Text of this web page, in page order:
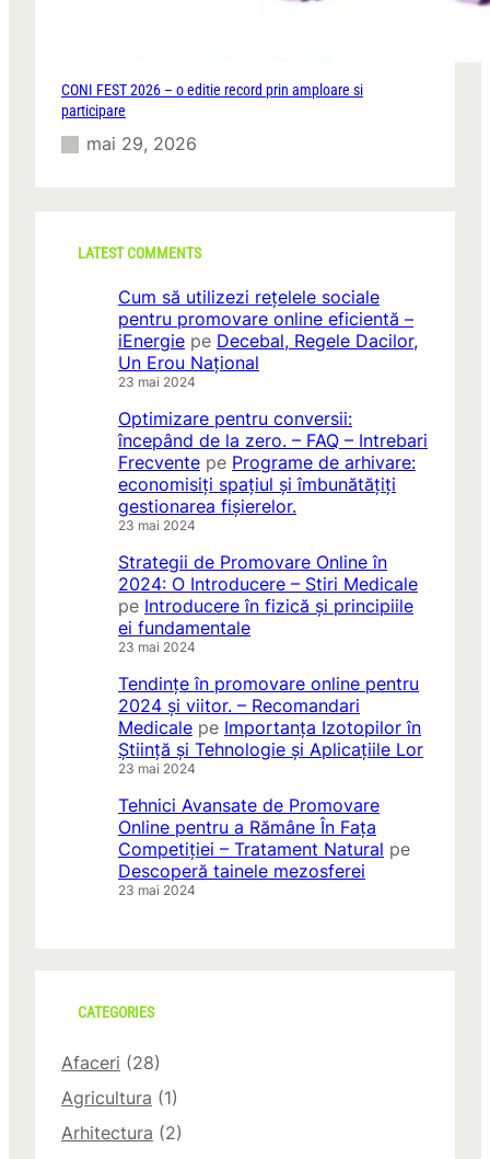
CONI FEST 2026 – o editie record prin amploare si
participare
mai 29, 2026
LATEST COMMENTS
Cum să utilizezi rețelele sociale
pentru promovare online eficientă –
iEnergie pe Decebal, Regele Dacilor,
Un Erou Național
23 mai 2024
Optimizare pentru conversii:
începând de la zero. – FAQ – Intrebari
Frecvente pe Programe de arhivare:
economisiți spațiul și îmbunătățiți
gestionarea fișierelor.
23 mai 2024
Strategii de Promovare Online în
2024: O Introducere – Stiri Medicale
pe Introducere în fizică și principiile
ei fundamentale
23 mai 2024
Tendințe în promovare online pentru
2024 și viitor. – Recomandari
Medicale pe Importanța Izotopilor în
Știință și Tehnologie și Aplicațiile Lor
23 mai 2024
Tehnici Avansate de Promovare
Online pentru a Rămâne În Fața
Competiției – Tratament Natural pe
Descoperă tainele mezosferei
23 mai 2024
CATEGORIES
Afaceri (28)
Agricultura (1)
Arhitectura (2)